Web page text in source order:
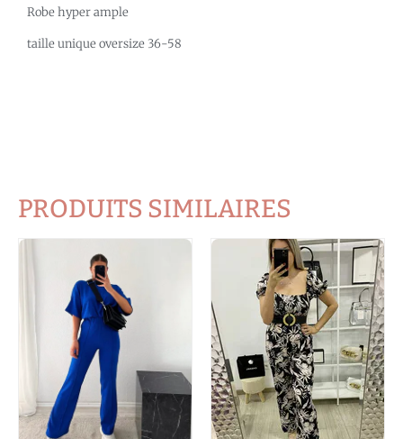
Robe hyper ample
taille unique oversize 36-58
PRODUITS SIMILAIRES